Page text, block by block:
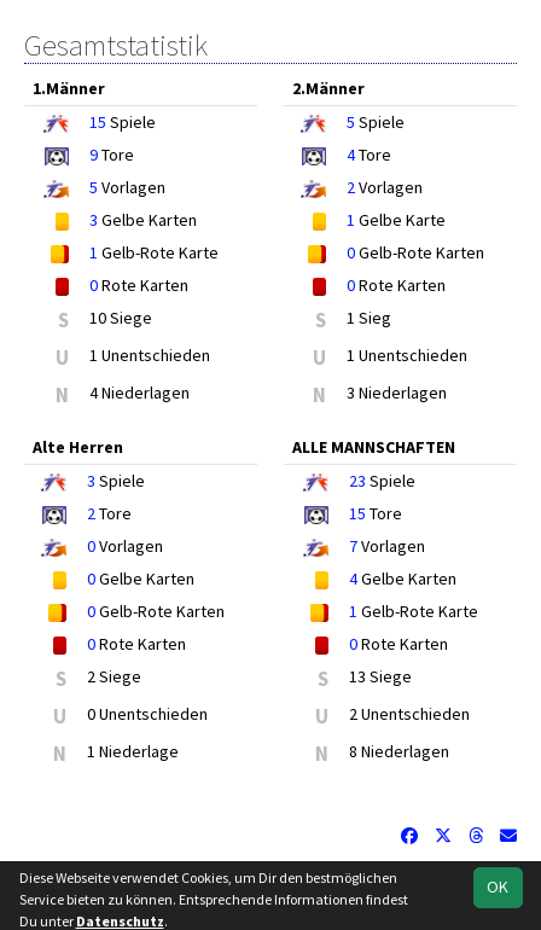
Gesamtstatistik
1.Männer
15 Spiele
9Tore
5 Vorlagen
3 Gelbe Karten
1 Gelb-Rote Karte
0Rote Karten
S 10 Siege
U 1 Unentschieden
N 4 Niederlagen
2.Männer
5 Spiele
4Tore
2Vorlagen
1 Gelbe Karte
0Gelb-Rote Karten
0Rote Karten
S 1 Sieg
U 1 Unentschieden
N 3 Niederlagen
Alte Herren
3 Spiele
2Tore
0Vorlagen
0Gelbe Karten
0Gelb-Rote Karten
0Rote Karten
S 2 Siege
U 0 Unentschieden
N 1 Niederlage
ALLE MANNSCHAFTEN
23 Spiele
15 Tore
7Vorlagen
4Gelbe Karten
1 Gelb-Rote Karte
0Rote Karten
S 13 Siege
U 2 Unentschieden
N 8 Niederlagen
soccero.de OK
Diese Webseite verwendet Cookies, um Dir den bestmöglichen
Service bieten zu können. Entsprechende Informationen findest
Du unter Datenschutz.